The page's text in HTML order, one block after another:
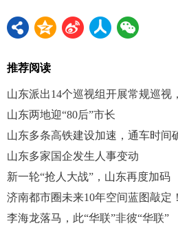
推荐阅读
山东派出14个巡视组开展常规巡视
山东两地迎“80后”市长
山东多条高铁建设加速，通车时间
山东多家国企发生人事变动
新一轮“抢人大战”，山东再度加码
济南都市圈未来10年空间蓝图敲定！
李海龙落马，此“华联”非彼“华联”